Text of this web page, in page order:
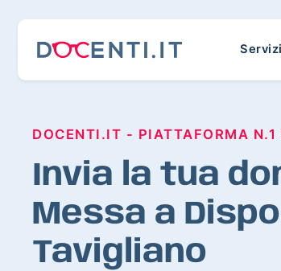
Servizi
DOCENTI.IT - PIATTAFORMA N.1
Invia la tua
Messa a
Tavigliano